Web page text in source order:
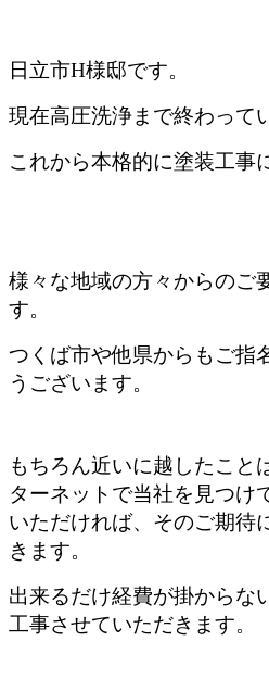
日立市H様邸です。
現在高圧洗浄まで終わって
これから本格的に塗装工事
様々な地域の方々からのご
す。
つくば市や他県からもご指
うございます。
もちろん近いに越したこと
ターネットで当社を見つけ
いただければ、そのご期待
きます。
出来るだけ経費が掛からな
工事させていただきます。